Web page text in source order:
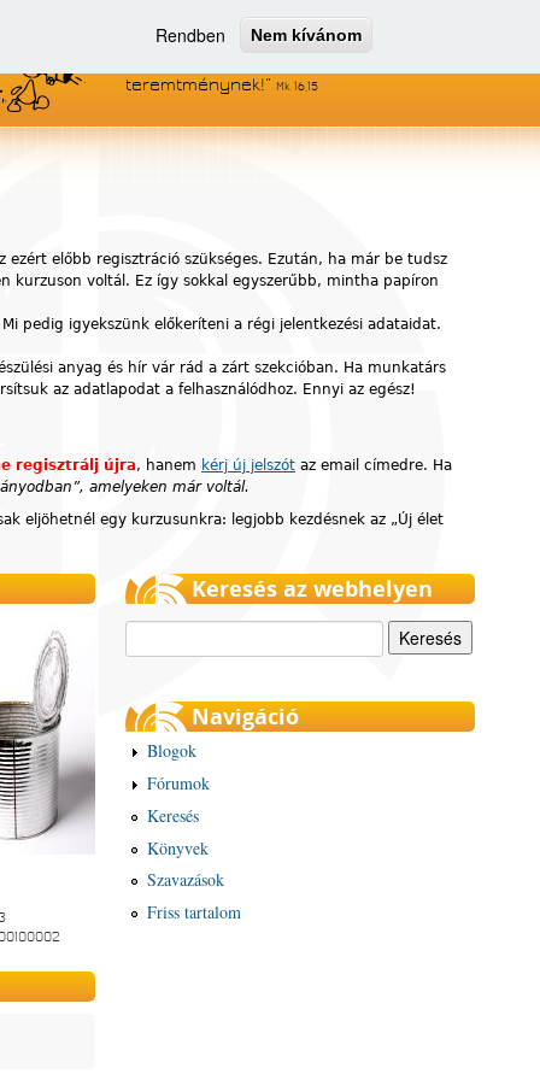
Rendben Nem kívánom
Menjetek el az egész világra, és
teremtménynek!
Mk 16,15
előbb regisztráció szükséges. Ezután, ha már be tudsz
kurzuson voltál. Ez így sokkal egyszerűbb, mintha papíron
pedig igyekszünk előkeríteni a régi jelentkezési adataidat.
anyag és hír vár rád a zárt szekcióban. Ha munkatárs
az adatlapodat a felhasználódhoz. Ennyi az egész!
regisztrálj újra, hanem kérj új jelszót az email címedre. Ha
amelyeken már voltál.
eljöhetnél egy kurzusunkra: legjobb kezdésnek az „Új élet
Keresés az webhelyen
Navigáció
Blogok
Fórumok
Keresés
Könyvek
Szavazások
Friss tartalom